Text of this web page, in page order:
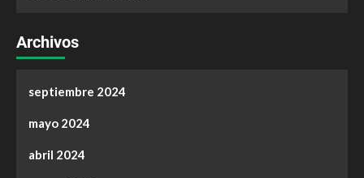
Archivos
septiembre 2024
mayo 2024
abril 2024